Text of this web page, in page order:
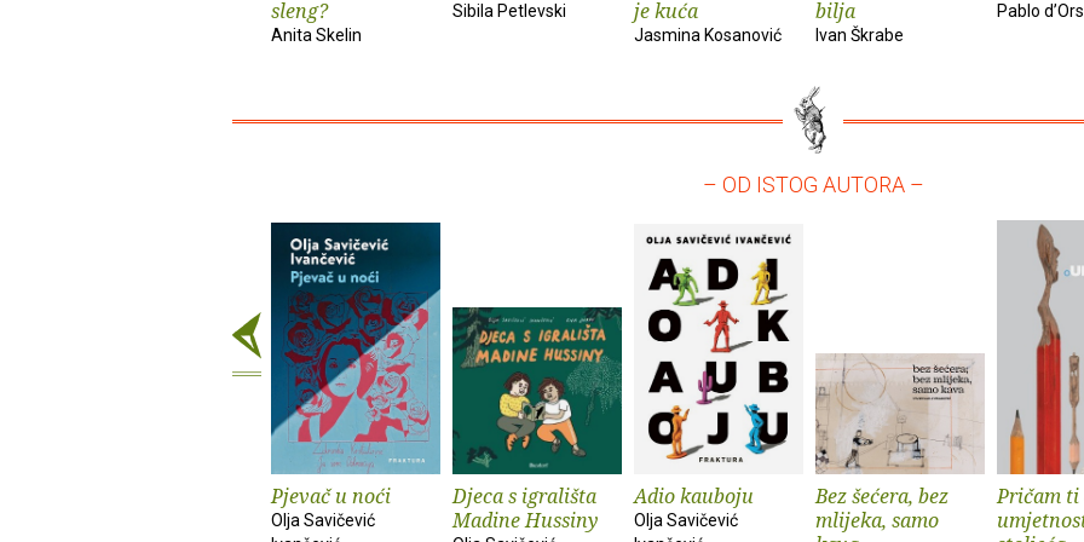
sleng?
Anita Skelin
Sibila Petlevski
je kuća
Jasmina Kosanović
bilja
Ivan Škrabe
Pablo d’Ors
– OD ISTOG AUTORA –
Pjevač u noći
Olja Savičević
Djeca s igrališta
Madine Hussiny
Adio kauboju
Olja Savičević
Bez šećera, bez
mlijeka, samo
Pričam ti